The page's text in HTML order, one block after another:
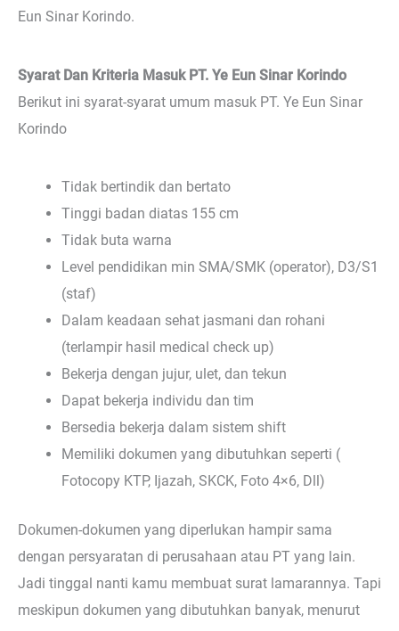
Eun Sinar Korindo.
Syarat Dan Kriteria Masuk PT. Ye Eun Sinar Korindo
Berikut ini syarat-syarat umum masuk PT. Ye Eun Sinar
Korindo
Tidak bertindik dan bertato
Tinggi badan diatas 155 cm
Tidak buta warna
Level pendidikan min SMA/SMK (operator), D3/S1
(staf)
Dalam keadaan sehat jasmani dan rohani
(terlampir hasil medical check up)
Bekerja dengan jujur, ulet, dan tekun
Dapat bekerja individu dan tim
Bersedia bekerja dalam sistem shift
Memiliki dokumen yang dibutuhkan seperti (
Fotocopy KTP, Ijazah, SKCK, Foto 4×6, Dll)
Dokumen-dokumen yang diperlukan hampir sama
dengan persyaratan di perusahaan atau PT yang lain.
Jadi tinggal nanti kamu membuat surat lamarannya. Tapi
meskipun dokumen yang dibutuhkan banyak, menurut